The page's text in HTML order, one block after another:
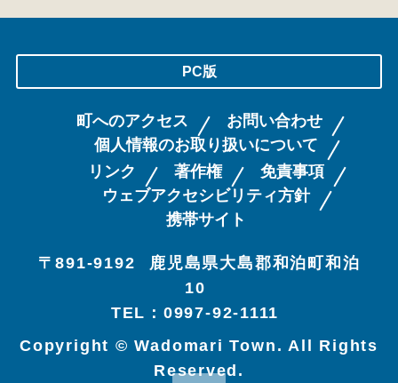
PC版
町へのアクセス
お問い合わせ
個人情報のお取り扱いについて
リンク
著作権
免責事項
ウェブアクセシビリティ方針
携帯サイト
〒891-9192
鹿児島県大島郡和泊町和泊
10
TEL：0997-92-1111
Copyright © Wadomari Town. All Rights
Reserved.